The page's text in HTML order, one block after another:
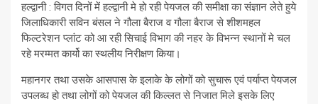
हल्द्वानी : विगत दिनों में हल्द्वानी मे हो रही पेयजल की समीक्षा का संज्ञान लेते हुये
जिलाधिकारी सविन बंसल ने गौला बैराज व गौला बैराज से शीशमहल
फिल्टरेशन प्लांट को आ रही सिचाई विभाग की नहर के विभन्न स्थानों मे चल
रहे मरम्मत कार्यो का स्थलीय निरीक्षण किया।
महानगर तथा उसके आसपास के इलाके के लोगों को सुचारू एवं पर्याप्त पेयजल
उपलब्ध हो तथा लोगों को पेयजल की किल्लत से निजात मिले इसके लिए